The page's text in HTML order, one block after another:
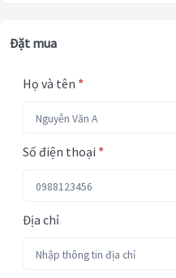
Đặt mua
Họ và tên *
Số điện thoại *
Địa chỉ